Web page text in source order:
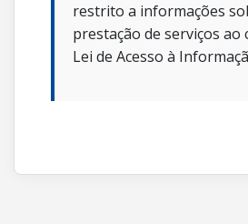
restrito a informações
prestação de serviços ao
Lei de Acesso à